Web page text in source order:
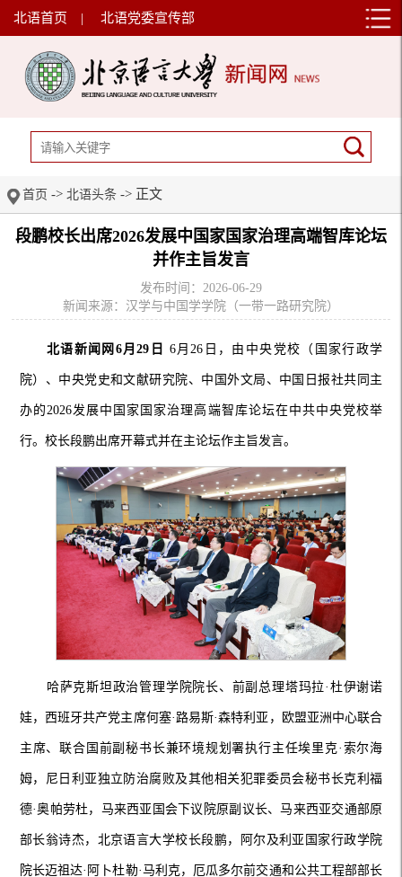
北语首页 | 北语党委宣传部
首页 -> 北语头条 -> 正文
段鹏校长出席2026发展中国家国家治理高端智库论坛
并作主旨发言
发布时间：2026-06-29
新闻来源：汉学与中国学学院（一带一路研究院）
北语新闻网6月29日 6月26日，由中央党校（国家行政学
院）、中央党史和文献研究院、中国外文局、中国日报社共同主
办的2026发展中国家国家治理高端智库论坛在中共中央党校举
行。校长段鹏出席开幕式并在主论坛作主旨发言。
哈萨克斯坦政治管理学院院长、前副总理塔玛拉·杜伊谢诺
娃，西班牙共产党主席何塞·路易斯·森特利亚，欧盟亚洲中心联合
主席、联合国前副秘书长兼环境规划署执行主任埃里克·索尔海
姆，尼日利亚独立防治腐败及其他相关犯罪委员会秘书长克利福
德·奥帕劳杜，马来西亚国会下议院原副议长、马来西亚交通部原
部长翁诗杰，北京语言大学校长段鹏，阿尔及利亚国家行政学院
院长迈祖达·阿卜杜勒·马利克，厄瓜多尔前交通和公共工程部部长